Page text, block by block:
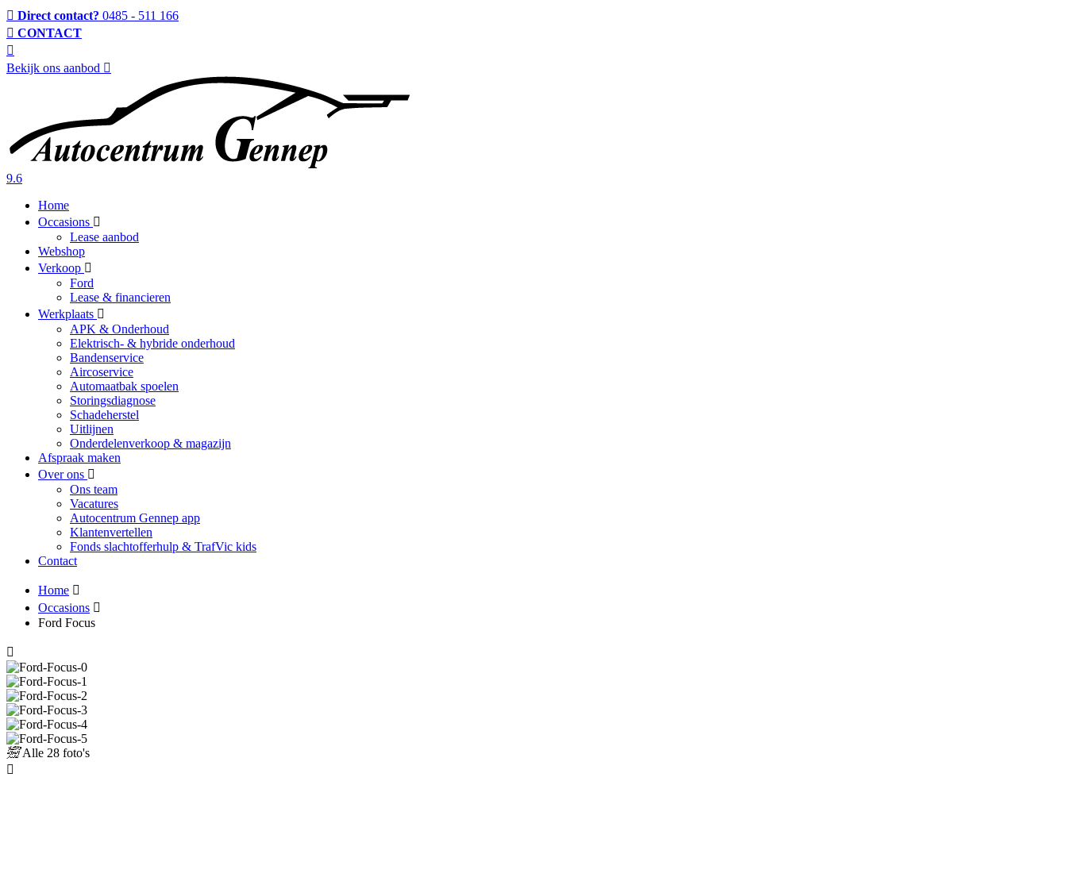
Direct contact? 0485 - 511 166
CONTACT
Bekijk ons aanbod
9.6
Home
Occasions
Lease aanbod
Webshop
Verkoop
Ford
Lease & financieren
Werkplaats
APK & Onderhoud
Elektrisch- & hybride onderhoud
Bandenservice
Aircoservice
Automaatbak spoelen
Storingsdiagnose
Schadeherstel
Uitlijnen
Onderdelenverkoop & magazijn
Afspraak maken
Over ons
Ons team
Vacatures
Autocentrum Gennep app
Klantenvertellen
Fonds slachtofferhulp & TrafVic kids
Contact
Home
Occasions
Ford Focus
Alle 28 foto's